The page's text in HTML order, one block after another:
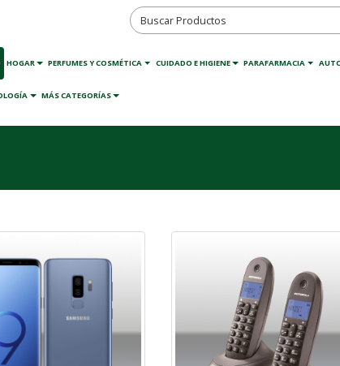
HOGAR PERFUMES Y COSMÉTICA CUIDADO E HIGIENE PARAFARMACIA
MÁS CATEGORÍAS